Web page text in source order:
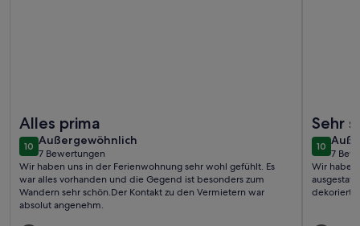
Alles prima
1010 von 10
Außergewöhnlich
außergewöhnlich
7 Bewertungen
(7
bewertungen)
Wir haben uns in der Ferienwohnung sehr wohl gefühlt. Es
war alles vorhanden und die Gegend ist besonders zum
Wandern sehr schön.Der Kontakt zu den Vermietern war
absolut angenehm.
Sehr
1010 von
7
(7
Wir haben
dekoriert.